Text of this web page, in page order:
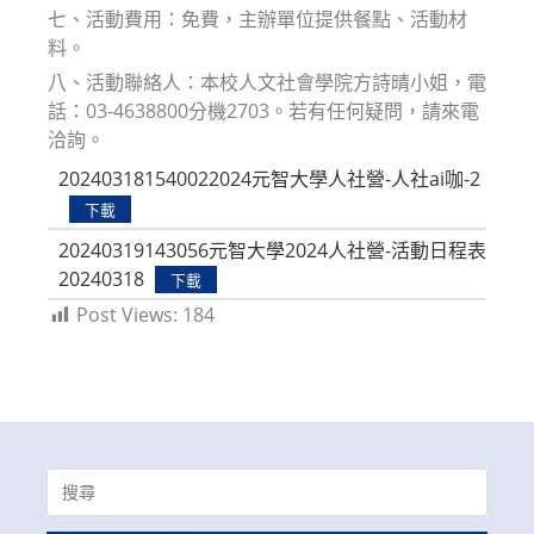
七、活動費用：免費，主辦單位提供餐點、活動材
料。
八、活動聯絡人：本校人文社會學院方詩晴小姐，電
話：03-4638800分機2703。若有任何疑問，請來電
洽詢。
202403181540022024元智大學人社營-人社ai咖-2
下載
20240319143056元智大學2024人社營-活動日程表
20240318
下載
Post Views: 184
Search
for: